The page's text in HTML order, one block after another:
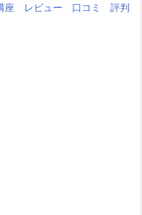
講座 レビュー 口コミ 評判